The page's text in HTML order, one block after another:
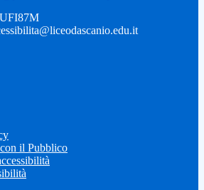
il Pubblico